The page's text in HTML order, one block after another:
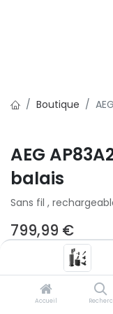
Accueil
Boutique
AEG
balais
Sans fil ,
799,99 €